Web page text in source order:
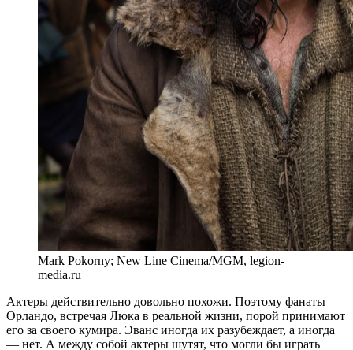
Mark Pokorny; New Line Cinema/MGM, legion-
media.ru
Актеры действительно довольно похожи. Поэтому фанаты
Орландо, встречая Люка в реальной жизни, порой принимают
его за своего кумира. Эванс иногда их разубеждает, а иногда
— нет. А между собой актеры шутят, что могли бы играть